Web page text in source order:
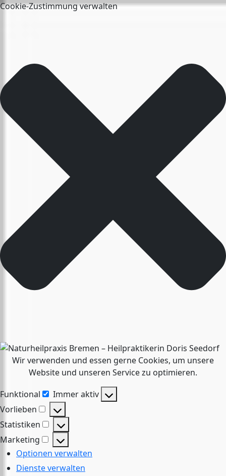
Cookie-Zustimmung verwalten
Wir verwenden und essen gerne Cookies, um unsere
Website und unseren Service zu optimieren.
Funktional
Funktional
Immer aktiv
Vorlieben
Vorlieben
Statistiken
Statistiken
Marketing
Marketing
Optionen verwalten
Dienste verwalten